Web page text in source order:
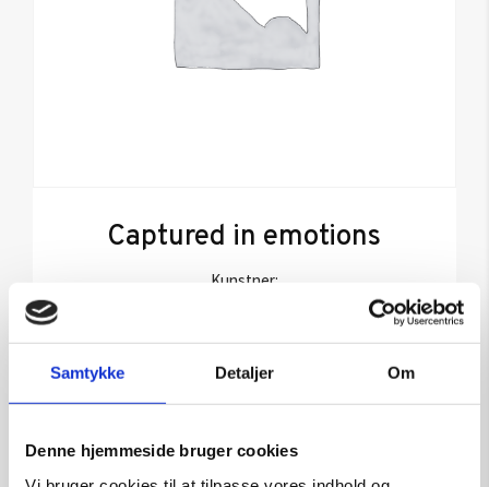
Samtykke Detaljer Om
Denne hjemmeside bruger cookies
Captured in emotions
Kunstner:
kr.18.000,00
Tilføj til kurv